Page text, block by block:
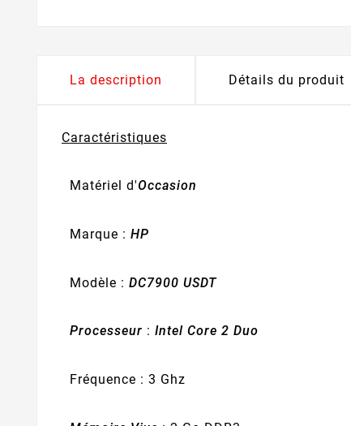
La description Détails du produit
Caractéristiques
Matériel d'Occasion
Marque : HP
Modèle : DC7900 USDT
Processeur : Intel Core 2 Duo
Fréquence : 3 Ghz